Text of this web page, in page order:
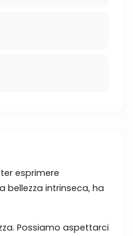
esprimere
bellezza intrinseca, ha
Possiamo aspettarci